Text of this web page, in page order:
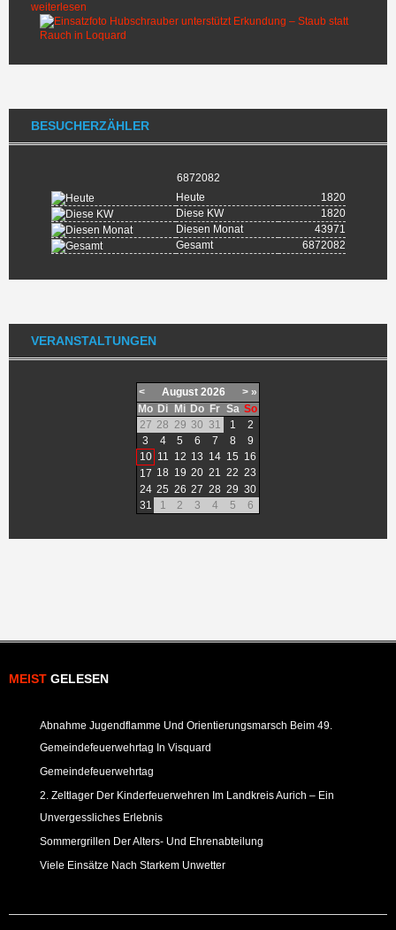
weiterlesen
BESUCHERZÄHLER
6872082
Heute
1820
Diese KW
1820
Diesen Monat
43971
Gesamt
6872082
VERANSTALTUNGEN
< August 2026 > »
Mo Di Mi Do Fr Sa So
27 28 29 30 31 1
2
3
4 5 6 7 8
9
10 11 12 13 14 15 16
17 18 19 20 21 22 23
24 25 26 27 28 29 30
31
1 2 3 4 5 6
MEIST GELESEN
Abnahme Jugendflamme Und Orientierungsmarsch Beim 49.
Gemeindefeuerwehrtag In Visquard
Gemeindefeuerwehrtag
2. Zeltlager Der Kinderfeuerwehren Im Landkreis Aurich – Ein
Unvergessliches Erlebnis
Sommergrillen Der Alters- Und Ehrenabteilung
Viele Einsätze Nach Starkem Unwetter